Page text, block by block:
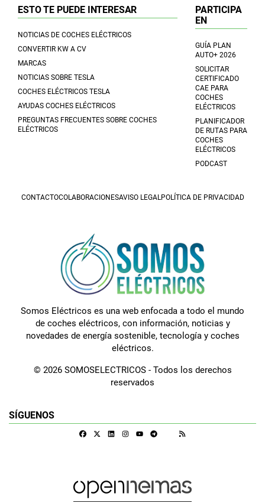
ESTO TE PUEDE INTERESAR
NOTICIAS DE COCHES ELÉCTRICOS
CONVERTIR KW A CV
MARCAS
NOTICIAS SOBRE TESLA
COCHES ELÉCTRICOS TESLA
AYUDAS COCHES ELÉCTRICOS
PREGUNTAS FRECUENTES SOBRE COCHES
ELÉCTRICOS
PARTICIPA
EN
GUÍA PLAN
AUTO+ 2026
SOLICITAR
CERTIFICADO
CAE PARA
COCHES
ELÉCTRICOS
PLANIFICADOR
DE RUTAS PARA
COCHES
ELÉCTRICOS
PODCAST
CONTACTOCOLABORACIONESAVISO LEGALPOLÍTICA DE PRIVACIDAD
Somos Eléctricos es una web enfocada a todo el mundo
de coches eléctricos, con información, noticias y
novedades de energía sostenible, tecnología y coches
eléctricos.
© 2026 SOMOSELECTRICOS - Todos los derechos
reservados
SÍGUENOS
FacebookLinkedinInstagramTelegram
Google Discover